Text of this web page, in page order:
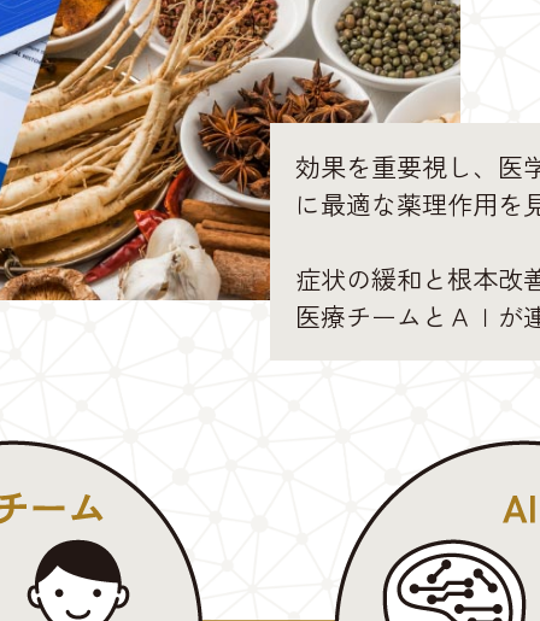
効果を重要視し、
に最適な薬理作用を
症状の緩和と根本改
医療チームとＡＩが